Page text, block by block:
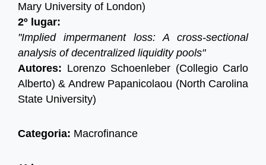
Mary University of London)
2º lugar:
"Implied impermanent loss: A cross-sectional
analysis of decentralized liquidity pools"
Autores: Lorenzo Schoenleber (Collegio Carlo
Alberto) & Andrew Papanicolaou (North Carolina
State University)
Categoria: Macrofinance